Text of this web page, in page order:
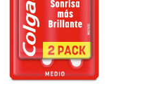
DE PRODUCTOS
PROMOCIONES